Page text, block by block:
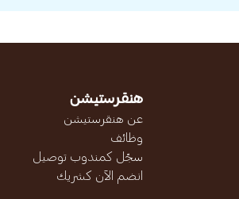
هنقرستيشن
عن هنقرستيشن
وظائف
سجّل كمندوب توصيل
انضم الآن كشريك